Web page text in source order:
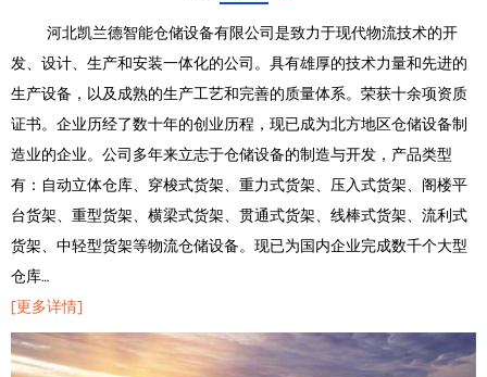
河北凯兰德智能仓储设备有限公司是致力于现代物流技术的开
发、设计、生产和安装一体化的公司。具有雄厚的技术力量和先进的
生产设备，以及成熟的生产工艺和完善的质量体系。荣获十余项资质
证书。企业历经了数十年的创业历程，现已成为北方地区仓储设备制
造业的企业。公司多年来立志于仓储设备的制造与开发，产品类型
有：自动立体仓库、穿梭式货架、重力式货架、压入式货架、阁楼平
台货架、重型货架、横梁式货架、贯通式货架、线棒式货架、流利式
货架、中轻型货架等物流仓储设备。现已为国内企业完成数千个大型
仓库…
[更多详情]